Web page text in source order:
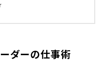
ダーの仕事術